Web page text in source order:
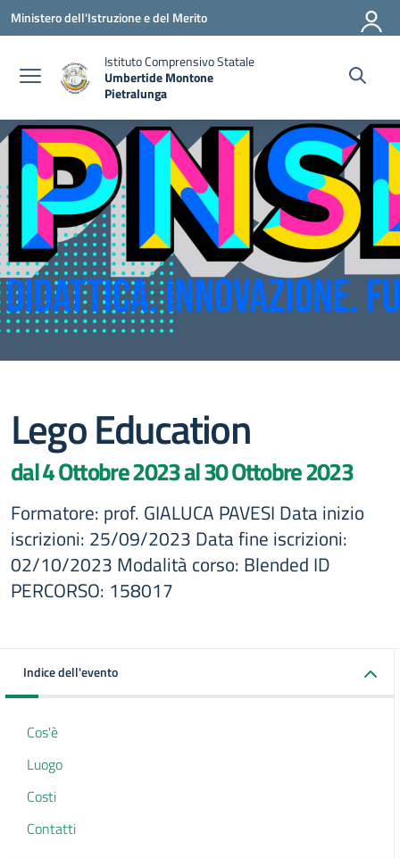
Vai ai contenuti
Vai al menu di navigazione
Vai al footer
Ministero dell'Istruzione e del Merito
Istituto Comprensivo Statale
Umbertide Montone
Pietralunga
Lego Education
dal 4 Ottobre 2023 al 30 Ottobre 2023
Formatore: prof. GIALUCA PAVESI Data inizio
iscrizioni: 25/09/2023 Data fine iscrizioni:
02/10/2023 Modalità corso: Blended ID
PERCORSO: 158017
Indice dell'evento
Cos'è
Luogo
Costi
Contatti